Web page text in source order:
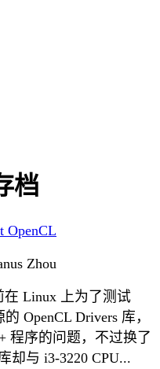
档
OpenCL
Zhou
在 Linux 上为了测试
OpenCL Drivers 库，
程序的问题，不过换了
却与 i3-3220 CPU...